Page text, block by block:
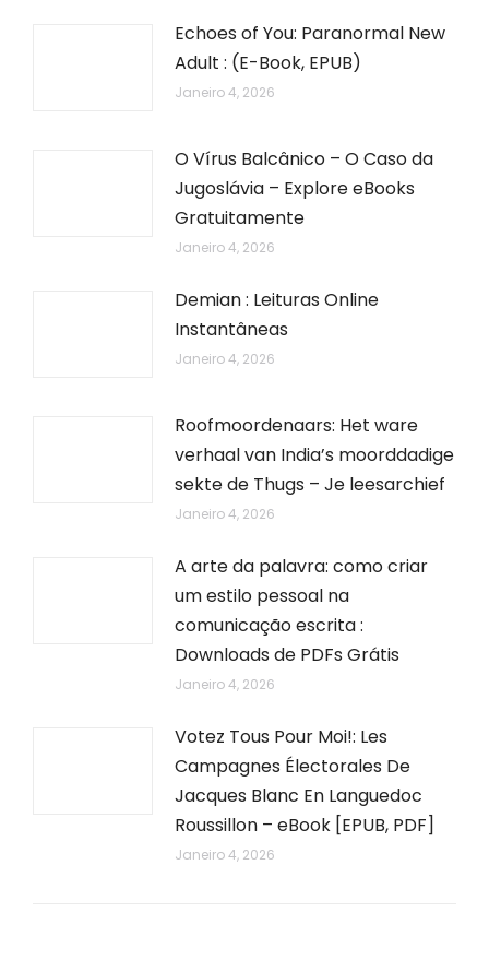
Echoes of You: Paranormal New
Adult : (E-Book, EPUB)
Janeiro 4, 2026
O Vírus Balcânico – O Caso da
Jugoslávia – Explore eBooks
Gratuitamente
Janeiro 4, 2026
Demian : Leituras Online
Instantâneas
Janeiro 4, 2026
Roofmoordenaars: Het ware
verhaal van India’s moorddadige
sekte de Thugs – Je leesarchief
Janeiro 4, 2026
A arte da palavra: como criar
um estilo pessoal na
comunicação escrita :
Downloads de PDFs Grátis
Janeiro 4, 2026
Votez Tous Pour Moi!: Les
Campagnes Électorales De
Jacques Blanc En Languedoc
Roussillon – eBook [EPUB, PDF]
Janeiro 4, 2026